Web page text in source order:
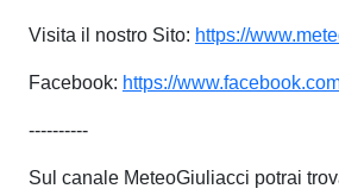
Visita il nostro Sito: https://
Facebook: https://
----------
Sul canale MeteoGiuliacci potrai